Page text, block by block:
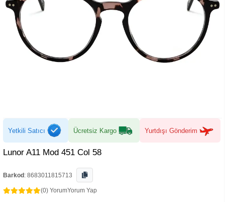
Yetkili Satıcı Ücretsiz Kargo Yurtdışı Gönderim
Lunor A11 Mod 451 Col 58
Barkod : 8683011815713
(0) YorumYorum Yap